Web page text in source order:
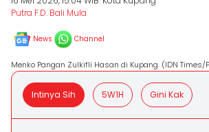
Putra F.D. Bali Mula
News Channel
Menko Pangan Zulkifli Hasan di Kupang. (IDN Times/
Intinya Sih 5W1H Gini Kak